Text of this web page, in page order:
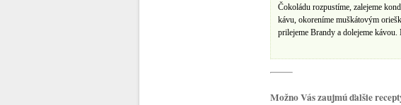
Čokoládu rozpustíme, zalejeme
kávu, okoreníme muškátovým
prilejeme Brandy a dolejeme
Možno Vás zaujmú ďalšie